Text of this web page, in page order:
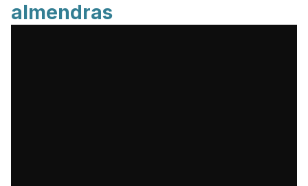
almendras